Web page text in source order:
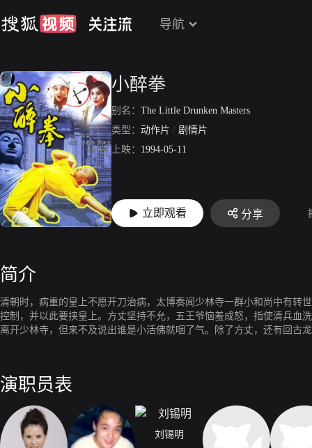
导航
小醉拳
别名： The Little Drunken Masters
类型： 动作片 / 剧情片
上映： 1994-05-11
立即观看 分享
简介
清朝时，病重的皇上不愿开刀治病，太博奏闻少林寺一群小和尚中有转
控制，并以此要挟皇上。方丈坚持不允，五王爷恼羞成怒，指使清兵血
离开少林寺，但来不及说出谁是小活佛就咽了气。除了方丈，还有回古
到，与五王爷及其手下展开搏斗。在德荣、三德和众小和尚的合力攻击
演职员表
刘锡明